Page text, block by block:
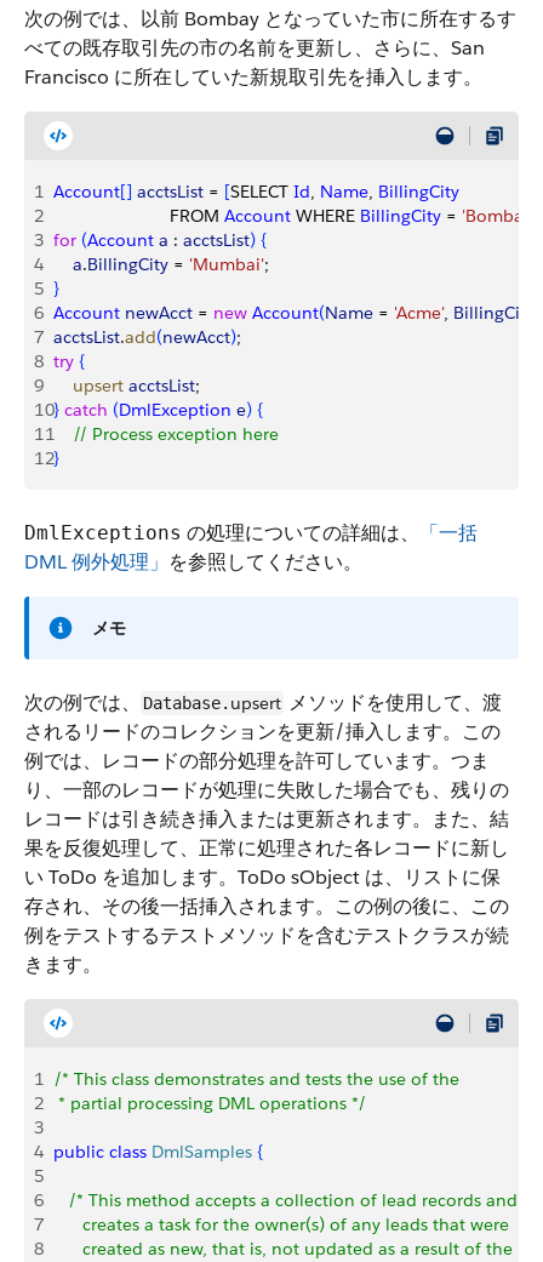
次の例では、以前 Bombay となっていた市に所在するす
べての既存取引先の市の名前を更新し、さらに、San
Francisco に所在していた新規取引先を挿入します。
1 Account[] acctsList = [SELECT Id, Name, BillingCity
2
                        FROM
Account WHERE BillingCity = 'Bombay'
3 for (Account a : acctsList) {
4
    a
.BillingCity = 'Mumbai';
5 }
6 Account newAcct = new Account(Name = 'Acme', BillingCity
7 acctsList.add(newAcct);
8 try {
9
    upsert
acctsList;
10} catch (DmlException e) {
11
    // Process exception here
12}
DmlExceptions の処理についての詳細は、
「一括
DML 例外処理」 を参照してください。
メモ
次の例では、 Database. upsert メソッドを使用して、渡
されるリードのコレクションを更新/挿入します。この
例では、レコードの部分処理を許可しています。つま
り、一部のレコードが処理に失敗した場合でも、残りの
レコードは引き続き挿入または更新されます。また、結
果を反復処理して、正常に処理された各レコードに新し
い ToDo を追加します。ToDo sObject は、リストに保
存され、その後一括挿入されます。この例の後に、この
例をテストするテストメソッドを含むテストクラスが続
きます。
1 /* This class demonstrates and tests the use of the
2
* partial processing DML operations */
3
4 public class DmlSamples {
5
6
   /* This method accepts a collection of lead records and
7
      creates a task for the owner(s) of any leads that were
8
created as new, that is, not updated as a result of the